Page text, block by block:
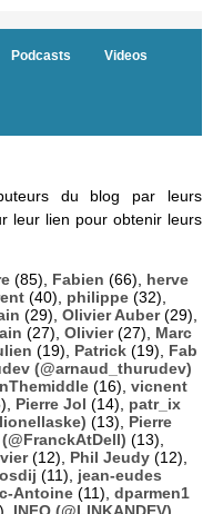
Podcasts Videos
du blog par leurs
leur lien pour obtenir leurs
(85), Fabien (66), herve
(40), philippe (32),
(29), Olivier Auber(29),
(27), Olivier(27), Marc
(19), Patrick (19), Fab
(@arnaud_thurudev)
(16), vicnent
Pierre Jol (14), patr_ix
(13), Pierre
(13),
(12), Phil Jeudy (12),
(11), jean-eudes
Antoine (11), dparmen1